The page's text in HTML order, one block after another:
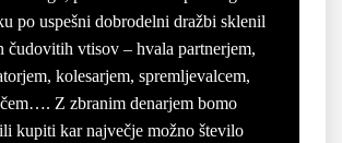
po uspešni dobrodelni dražbi sklenil
čudovitih vtisov – hvala partnerjem,
kolesarjem, spremljevalcem,
Z zbranim denarjem bomo
kupiti kar največje možno število